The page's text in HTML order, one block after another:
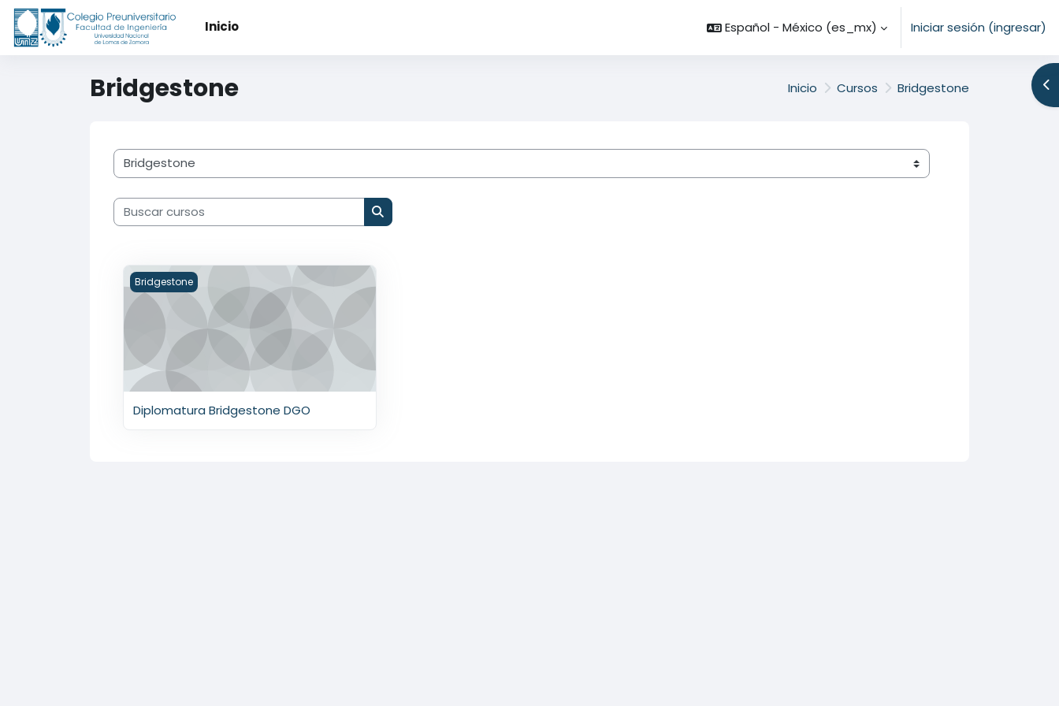
Saltar al contenido principal
Inicio
Español - México ‎(es_mx)‎ Iniciar sesión (ingresar)
Bridgestone Inicio Cursos Bridgestone
Categorías
Buscar cursos
Buscar cursos
Diplomatura Bridgestone DGO
Bridgestone
Diplomatura Bridgestone DGO